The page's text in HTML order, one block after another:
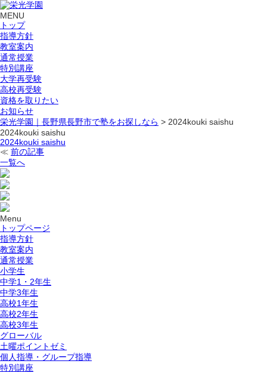
MENU
トップ
指導方針
教室案内
通常授業
特別講座
大学再受験
高校再受験
資格を取りたい
お知らせ
栄光学園｜長野県長野市で塾をお探しなら > 2024kouki saishu
2024kouki saishu
2024kouki saishu
≪ 前の記事
一覧へ
Menu
トップページ
指導方針
教室案内
通常授業
小学生
中学1・2年生
中学3年生
高校1年生
高校2年生
高校3年生
グローバル
土曜ポイントゼミ
個人指導・グループ指導
特別講座